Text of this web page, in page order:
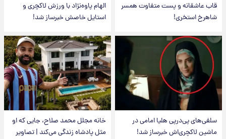
قاب عاشقانه و پست متفاوت همسر
شاهرخ استخری!
الهام پاوه‌نژاد با ورزش لاکچری و
استایل خاصش خبرساز شد!
سلفی‌های پی‌درپی هلیا امامی در
ماشین لاکچری‌اش خبرساز شد!
خانه مجلل محمد صلاح، جایی که او
مثل پادشاه زندگی می‌کند | تصاویر